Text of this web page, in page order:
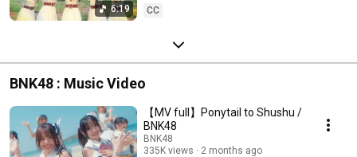
6:19
CC
BNK48 : Music Video
【MV full】Ponytail to Shushu /
BNK48
BNK48
335K views
2 months ago